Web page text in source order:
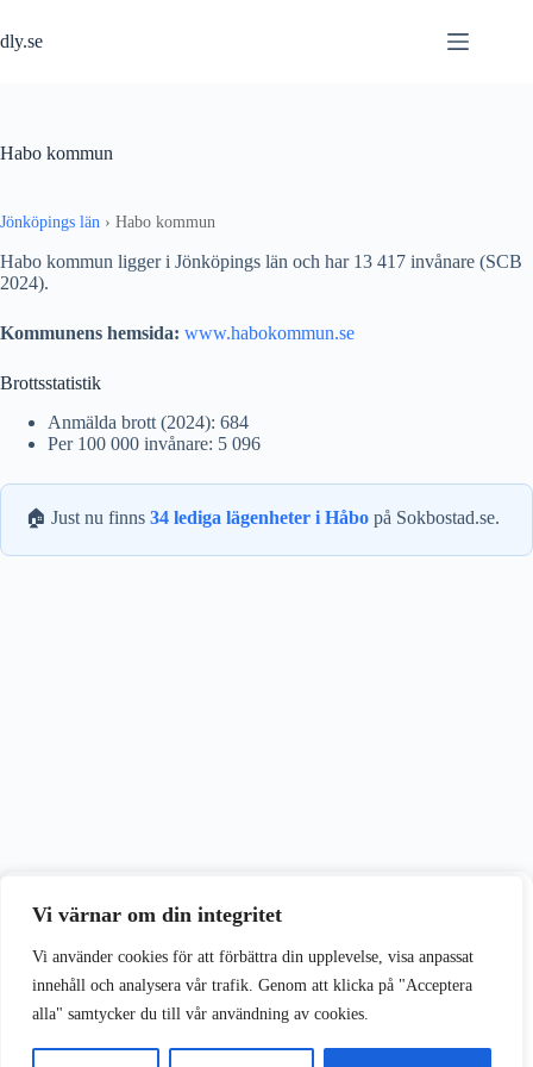
Vi värnar om din integritet
Vi använder cookies för att förbättra din upplevelse, visa anpassat
innehåll och analysera vår trafik. Genom att klicka på "Acceptera
alla" samtycker du till vår användning av cookies.
Vi använder cookies för att förbättra din upplevelse på vår webbplats.
Acceptera alla
till
innehåll
dly.se
Habo kommun
Jönköpings län › Habo kommun
Habo kommun ligger i Jönköpings län och har 13 417 invånare (SCB
2024).
Kommunens hemsida: www.habokommun.se
Brottsstatistik
Anmälda brott (2024): 684
Per 100 000 invånare: 5 096
🏠 Just nu finns 34 lediga lägenheter i Håbo på Sokbostad.se.